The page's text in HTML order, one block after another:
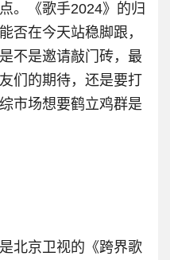
。《歌手2024》的归
否在今天站稳脚跟，
不是邀请敲门砖，最
们的期待，还是要打
市场想要鹤立鸡群是
北京卫视的《跨界歌